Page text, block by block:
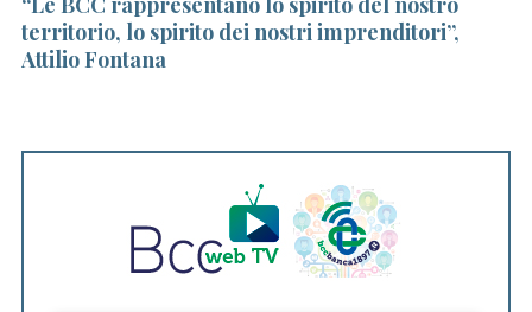
territorio, lo spirito dei nostri imprenditori”,
Attilio Fontana